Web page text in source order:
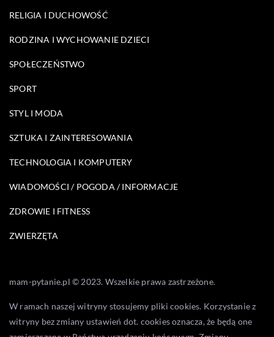
RELIGIA I DUCHOWOŚĆ
RODZINA I WYCHOWANIE DZIECI
SPOŁECZEŃSTWO
SPORT
STYL I MODA
SZTUKA I ZAINTERESOWANIA
TECHNOLOGIA I KOMPUTERY
WIADOMOŚCI / POGODA / INFORMACJE
ZDROWIE I FITNESS
ZWIERZĘTA
mam-pytanie.pl © 2023. Wszelkie prawa zastrzeżone.
W ramach naszej witryny stosujemy pliki cookies. Korzystanie z
witryny bez zmiany ustawień dot. cookies oznacza, że będą one